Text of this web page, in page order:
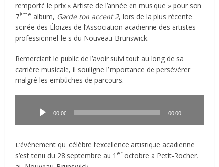
remporté le prix « Artiste de l’année en musique » pour son
7ème album, Garde ton accent 2, lors de la plus récente
soirée des Éloizes de l’Association acadienne des artistes
professionnel-le-s du Nouveau-Brunswick.
Remerciant le public de l’avoir suivi tout au long de sa
carrière musicale, il souligne l’importance de persévérer
malgré les embûches de parcours.
00:00 00:00
L’événement qui célèbre l’excellence artistique acadienne
s’est tenu du 28 septembre au 1 eroctobre à Petit-Rocher,